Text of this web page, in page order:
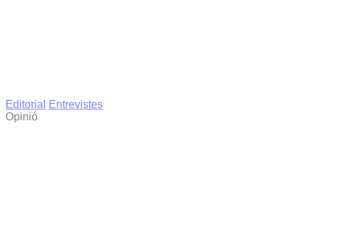
Editorial
Entrevistes
Opinió